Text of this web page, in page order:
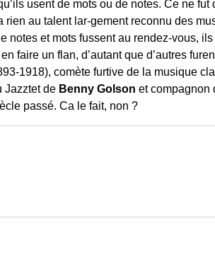
usent de mots ou de notes. Ce ne fut
rien au talent lar-gement reconnu des
notes et mots fussent au rendez-vous,
faire un flan, d’autant que d’autres
1918), comète furtive de la musique
Jazztet de Benny Golson et compagnon
passé. Ca le fait, non ?